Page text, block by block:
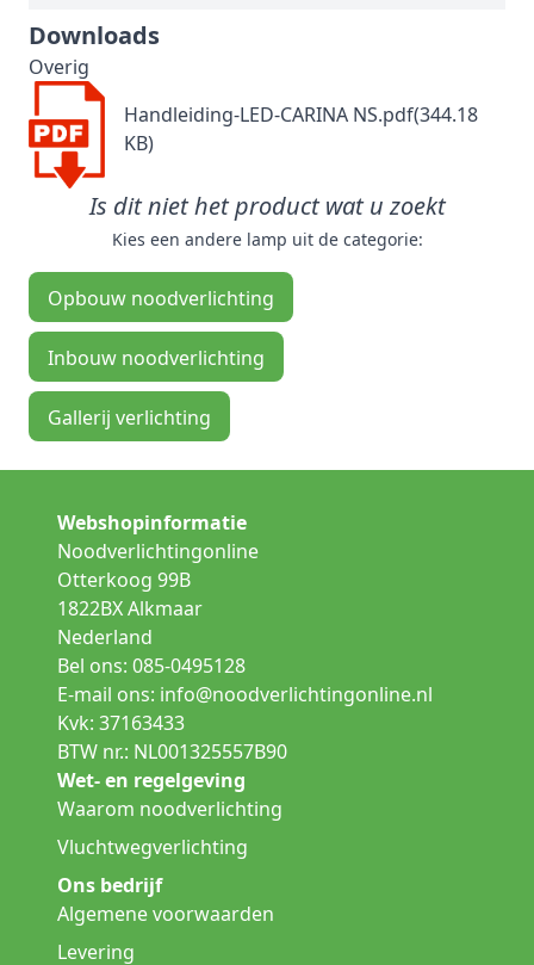
Downloads
Overig
Handleiding-LED-CARINA NS.pdf(344.18
KB)
Is dit niet het product wat u zoekt
Kies een andere lamp uit de categorie:
Opbouw noodverlichting
Inbouw noodverlichting
Gallerij verlichting
Webshopinformatie
Noodverlichtingonline
Otterkoog 99B
1822BX Alkmaar
Nederland
Bel ons: 085-0495128
E-mail ons: info@noodverlichtingonline.nl
Kvk: 37163433
BTW nr.: NL001325557B90
Wet- en regelgeving
Waarom noodverlichting
Vluchtwegverlichting
Ons bedrijf
Algemene voorwaarden
Levering